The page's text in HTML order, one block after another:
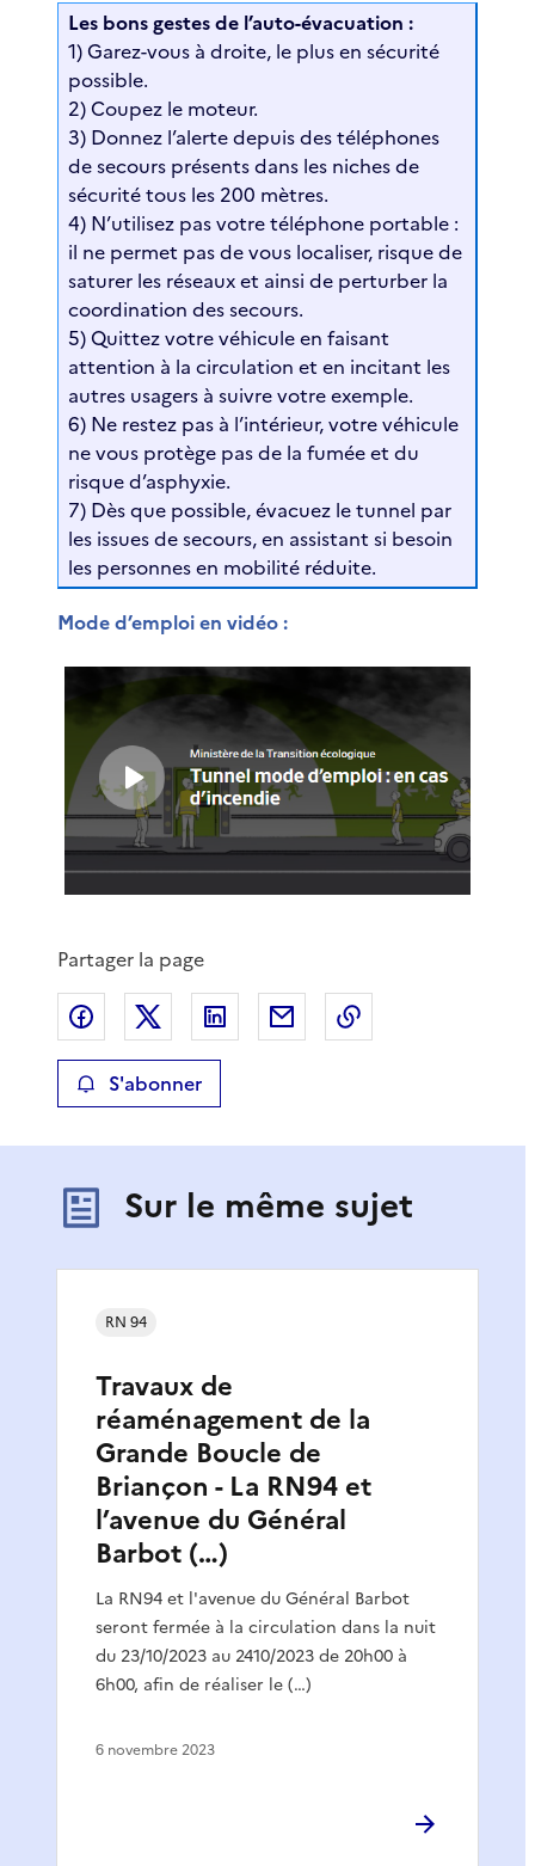
Les bons gestes de l’auto-évacuation :
1) Garez-vous à droite, le plus en sécurité
possible.
2) Coupez le moteur.
3) Donnez l’alerte depuis des téléphones
de secours présents dans les niches de
sécurité tous les 200 mètres.
4) N’utilisez pas votre téléphone portable :
il ne permet pas de vous localiser, risque de
saturer les réseaux et ainsi de perturber la
coordination des secours.
5) Quittez votre véhicule en faisant
attention à la circulation et en incitant les
autres usagers à suivre votre exemple.
6) Ne restez pas à l’intérieur, votre véhicule
ne vous protège pas de la fumée et du
risque d’asphyxie.
7) Dès que possible, évacuez le tunnel par
les issues de secours, en assistant si besoin
les personnes en mobilité réduite.
Mode d’emploi en vidéo :
Partager la page
Partager sur Facebook
Partager sur XPartager sur LinkedIn
Partager par email
S'abonner
Sur le même sujet
Travaux de
réaménagement de la
Grande Boucle de
Briançon - La RN94 et
l’avenue du Général
Barbot (…)
La RN94 et l'avenue du Général Barbot
seront fermée à la circulation dans la nuit
du 23/10/2023 au 2410/2023 de 20h00 à
6h00, afin de réaliser le (…)
RN 94
6 novembre 2023